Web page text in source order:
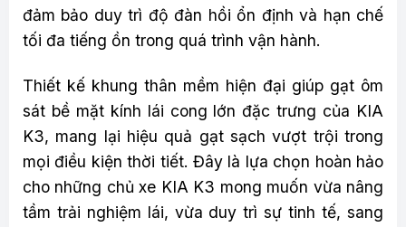
đảm bảo duy trì độ đàn hồi ổn định và hạn chế
tối đa tiếng ồn trong quá trình vận hành.
Thiết kế khung thân mềm hiện đại giúp gạt ôm
sát bề mặt kính lái cong lớn đặc trưng của KIA
K3, mang lại hiệu quả gạt sạch vượt trội trong
mọi điều kiện thời tiết. Đây là lựa chọn hoàn hảo
cho những chủ xe KIA K3 mong muốn vừa nâng
tầm trải nghiệm lái, vừa duy trì sự tinh tế, sang